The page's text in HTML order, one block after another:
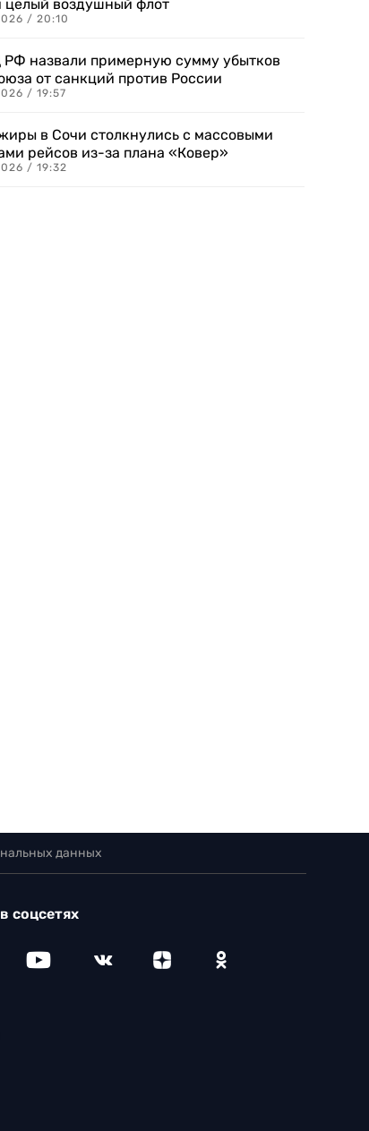
целый воздушный флот
/ 20:10
назвали примерную сумму убытков
от санкций против России
/ 19:57
в Сочи столкнулись с массовыми
рейсов из-за плана «Ковер»
/ 19:32
данных
соцсетях